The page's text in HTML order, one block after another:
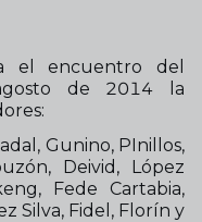
el encuentro del
de 2014 la
Gunino, PInillos,
Deivid, López
Fede Cartabia,
Silva, Fidel, Florín y